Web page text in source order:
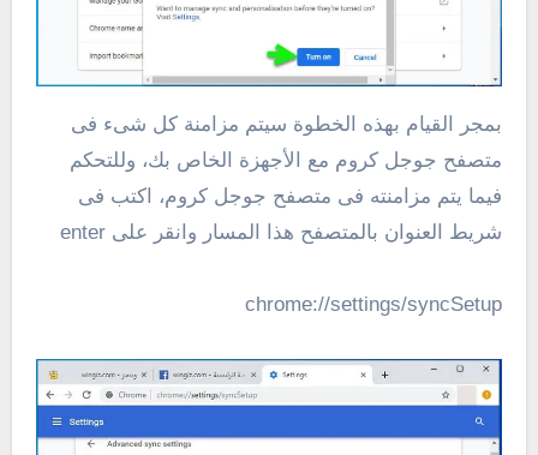
بمجر القيام بهذه الخطوة سيتم مزامنة كل شىء فى
متصفح جوجل كروم مع الأجهزة الخاص بك، وللتحكم
فيما يتم مزامنته فى متصفح جوجل كروم، اكتب فى
شريط العنوان بالمتصفح هذا المسار وانقر على enter
chrome://settings/syncSetup